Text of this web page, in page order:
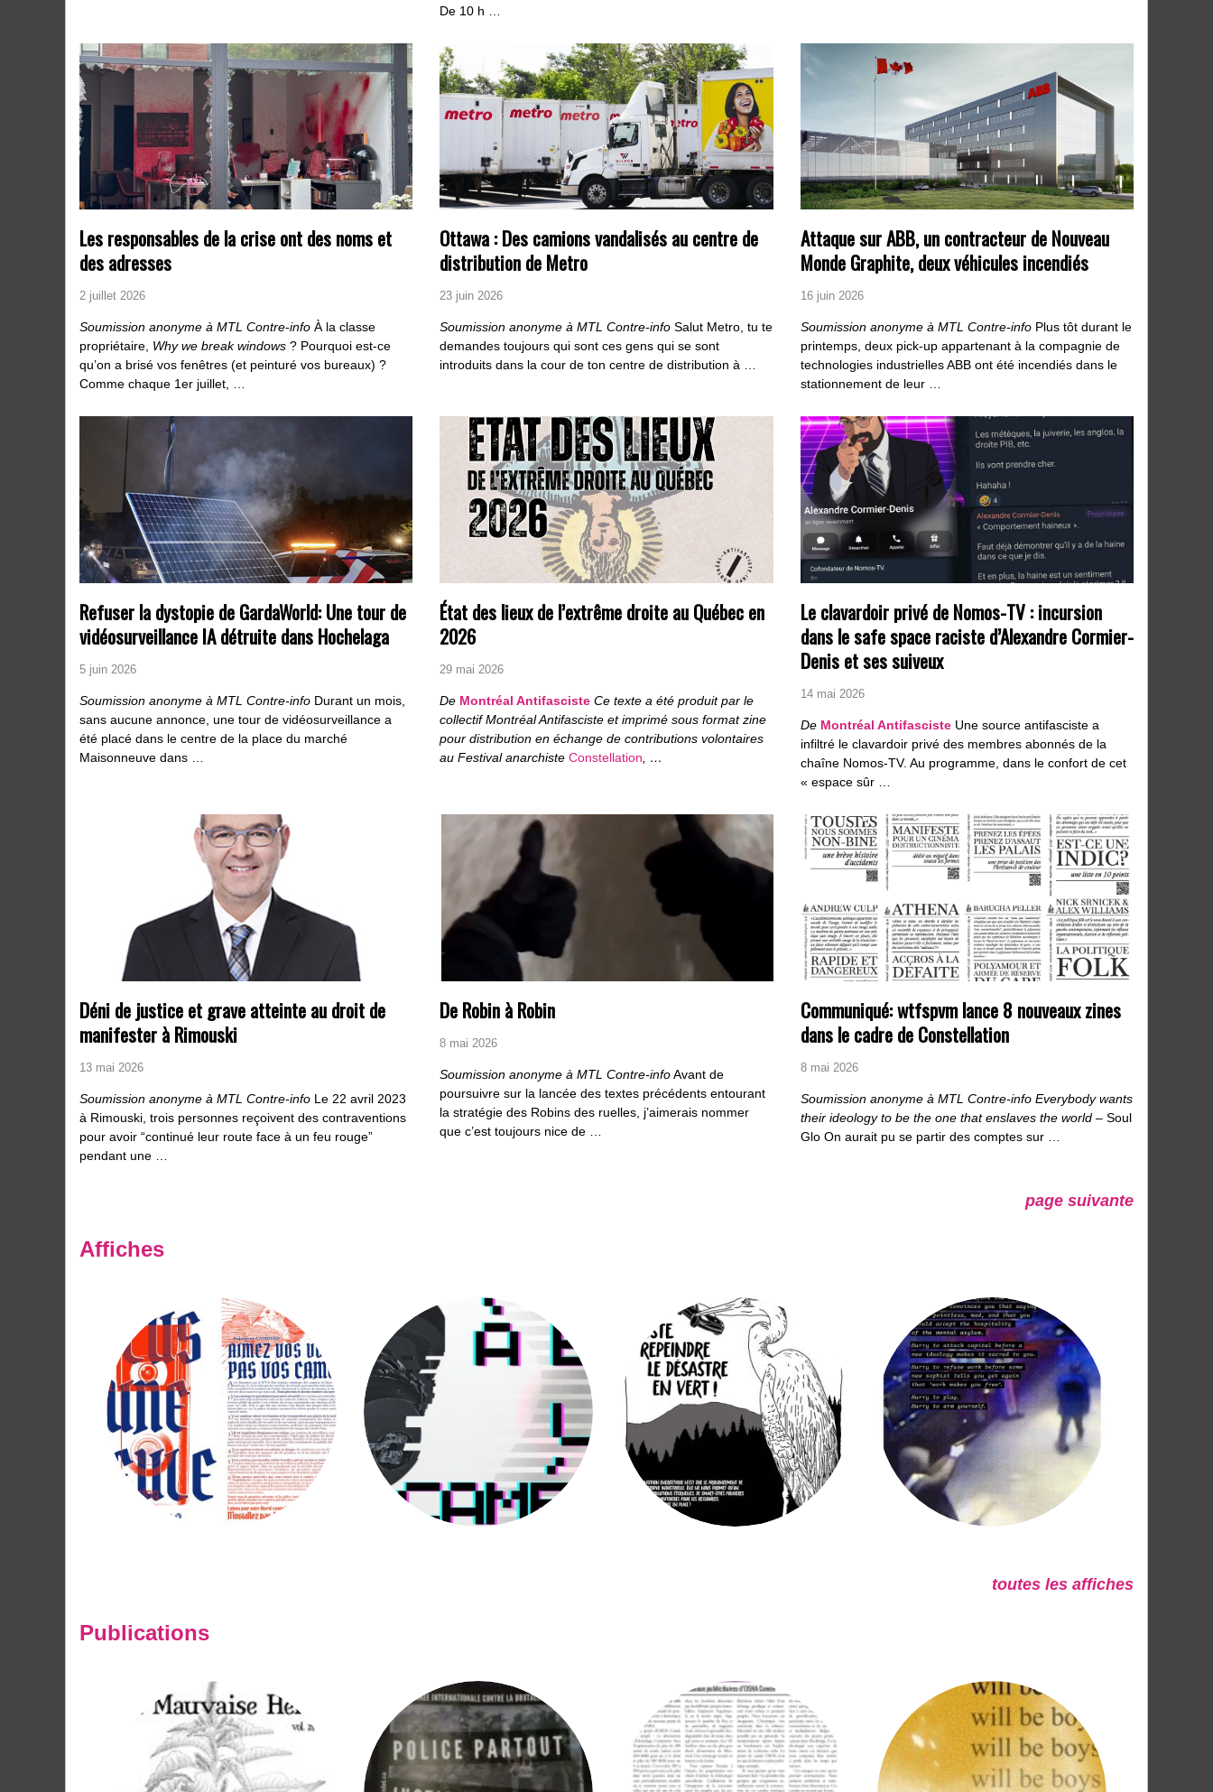
De 10 h …
Les responsables de la crise ont des noms et
des adresses
2 juillet 2026
Soumission anonyme à MTL Contre-info À la classe
propriétaire, Why we break windows ? Pourquoi est-ce
qu’on a brisé vos fenêtres (et peinturé vos bureaux) ?
Comme chaque 1er juillet, …
Ottawa : Des camions vandalisés au centre de
distribution de Metro
23 juin 2026
Soumission anonyme à MTL Contre-info Salut Metro, tu te
demandes toujours qui sont ces gens qui se sont
introduits dans la cour de ton centre de distribution à …
Attaque sur ABB, un contracteur de Nouveau
Monde Graphite, deux véhicules incendiés
16 juin 2026
Soumission anonyme à MTL Contre-infoPlus tôt durant le
printemps, deux pick-up appartenant à la compagnie de
technologies industrielles ABB ont été incendiés dans le
stationnement de leur …
Refuser la dystopie de GardaWorld: Une tour de
vidéosurveillance IA détruite dans Hochelaga
5 juin 2026
Soumission anonyme à MTL Contre-info Durant un mois,
sans aucune annonce, une tour de vidéosurveillance a
été placé dans le centre de la place du marché
Maisonneuve dans …
État des lieux de l’extrême droite au Québec en
2026
29 mai 2026
De Montréal Antifasciste Ce texte a été produit par le
collectif Montréal Antifasciste et imprimé sous format zine
pour distribution en échange de contributions volontaires
au Festival anarchisteConstellation , …
Le clavardoir privé de Nomos-TV : incursion
dans le safe space raciste d’Alexandre Cormier-
Denis et ses suiveux
14 mai 2026
De Montréal AntifascisteUne source antifasciste a
infiltré le clavardoir privé des membres abonnés de la
chaîne Nomos-TV. Au programme, dans le confort de cet
« espace sûr …
Déni de justice et grave atteinte au droit de
manifester à Rimouski
13 mai 2026
Soumission anonyme à MTL Contre-info Le 22 avril 2023
à Rimouski, trois personnes reçoivent des contraventions
pour avoir “continué leur route face à un feu rouge”
pendant une …
De Robin à Robin
8 mai 2026
Soumission anonyme à MTL Contre-infoAvant de
poursuivre sur la lancée des textes précédents entourant
la stratégie des Robins des ruelles, j’aimerais nommer
que c’est toujours nice de …
Communiqué: wtfspvm lance 8 nouveaux zines
dans le cadre de Constellation
8 mai 2026
Soumission anonyme à MTL Contre-info Everybody wants
their ideology to be the one that enslaves the world– Soul
Glo On aurait pu se partir des comptes sur …
page suivante
Affiches
toutes les affiches
Publications